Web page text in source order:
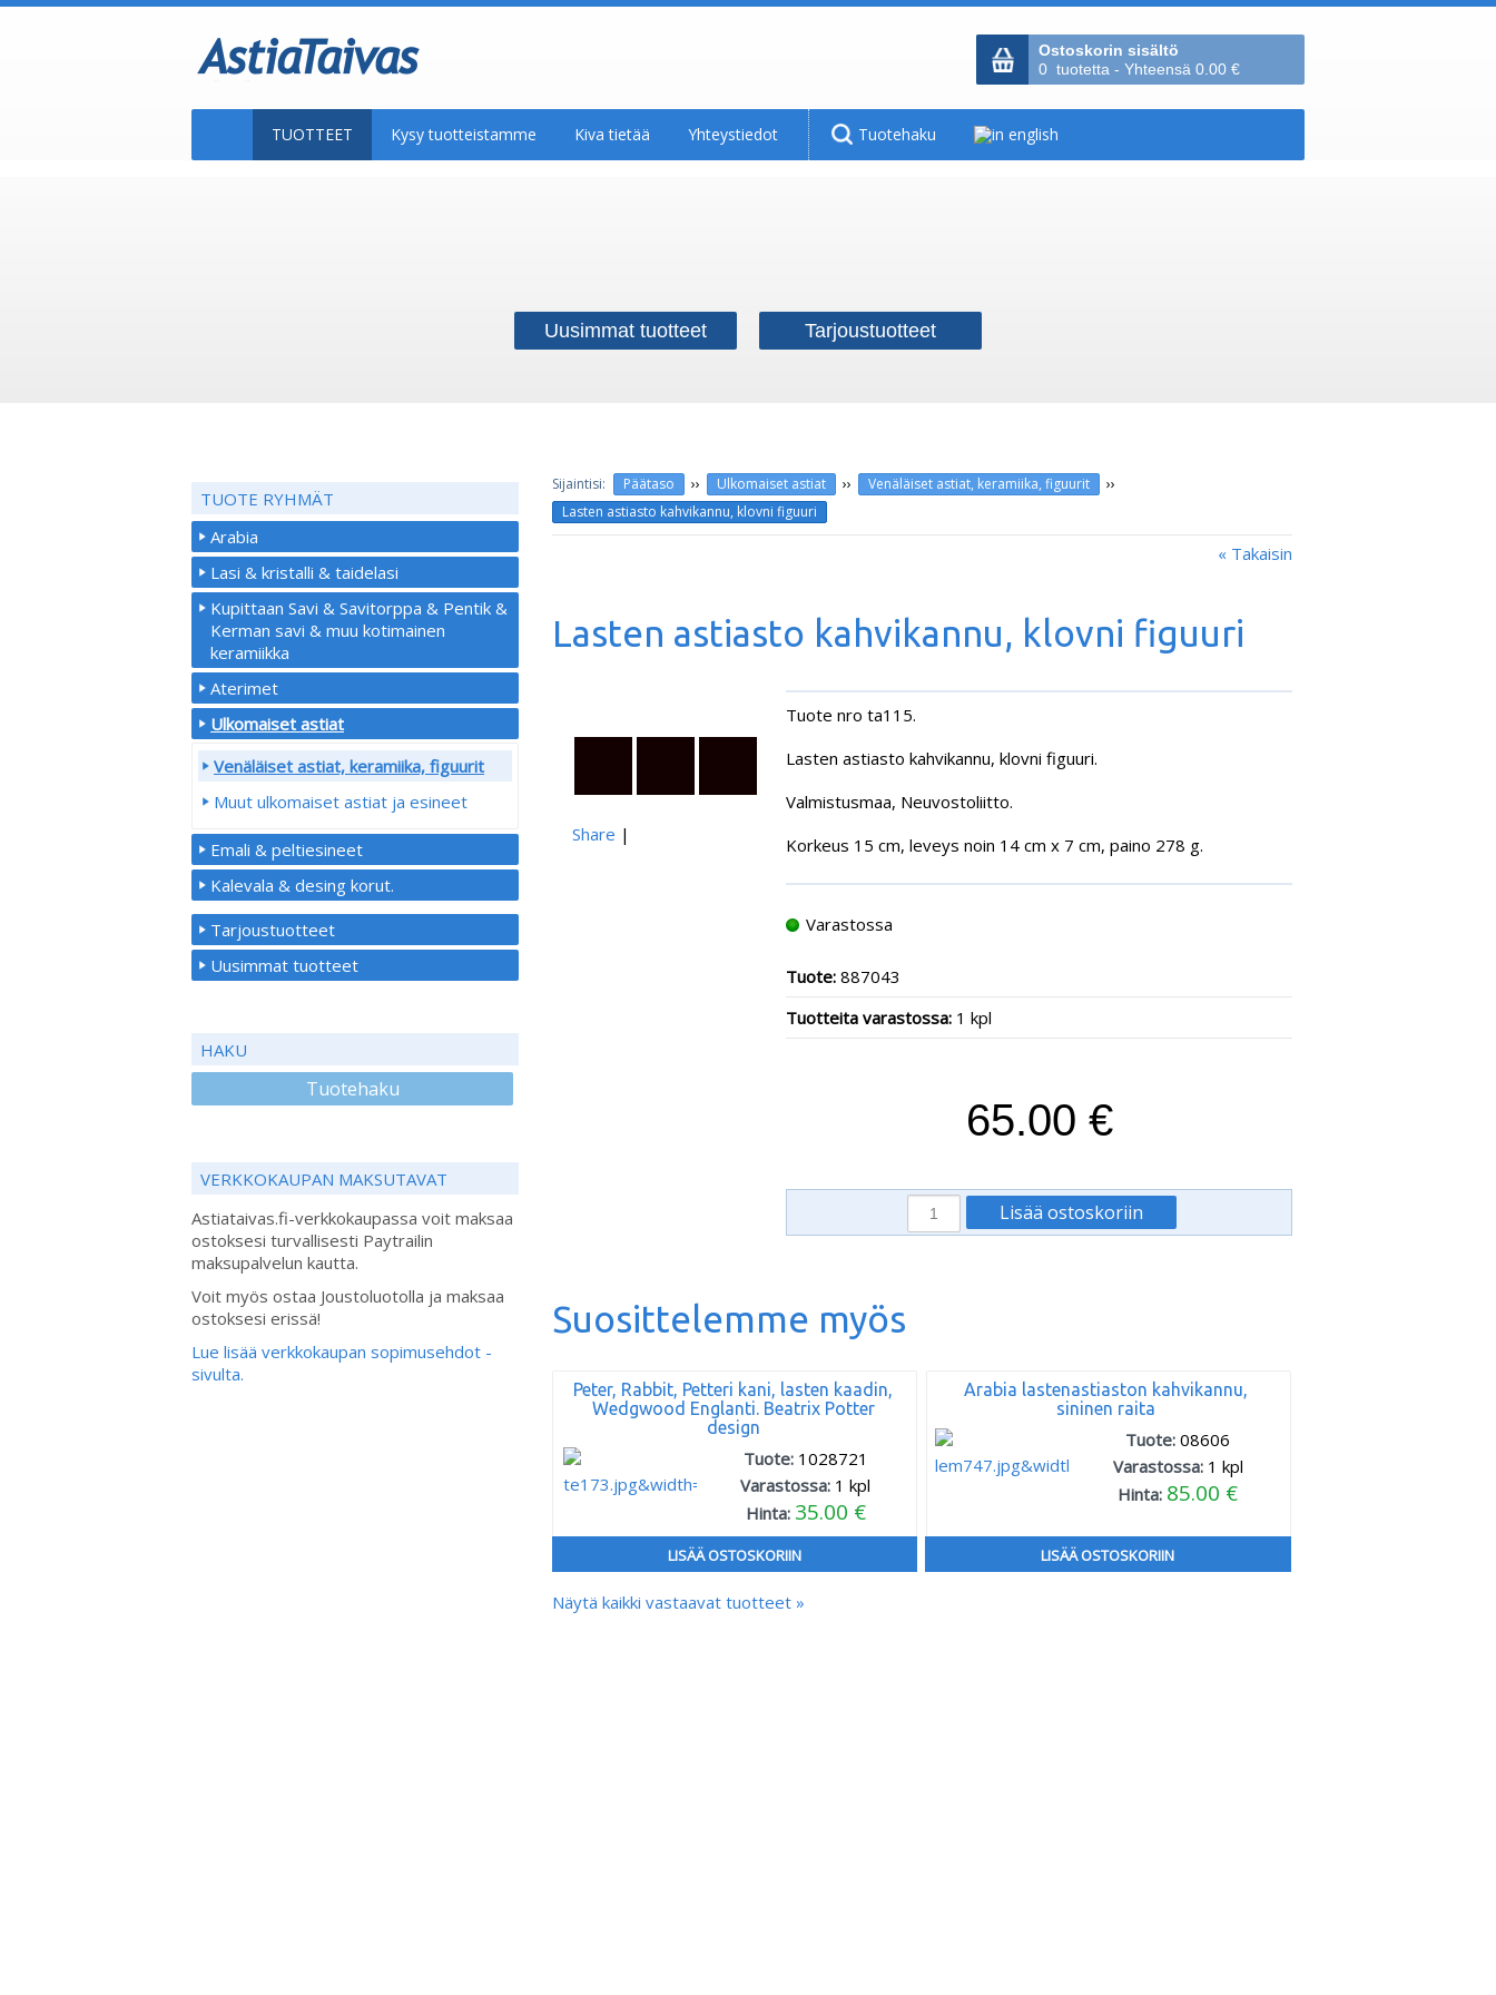
Ostoskorin sisältö
0 tuotetta - Yhteensä 0.00 €
TUOTTEET Kysy tuotteistamme Kiva tietää Yhteystiedot Tuotehaku
Uusimmat tuotteet Tarjoustuotteet
Päätaso ›› Ulkomaiset astiat ›› Venäläiset astiat, keramiika, figuurit ››
Lasten astiasto kahvikannu, klovni figuuri
« Takaisin
Lasten astiasto kahvikannu, klovni figuuri
Share |
Tuote nro ta115.
Lasten astiasto kahvikannu, klovni figuuri.
Valmistusmaa, Neuvostoliitto.
Korkeus 15 cm, leveys noin 14 cm x 7 cm, paino 278 g.
Varastossa
Tuote: 887043
Tuotteita varastossa: 1 kpl
65.00 €
Suosittelemme myös
Peter, Rabbit, Petteri kani, lasten kaadin,
Wedgwood Englanti. Beatrix Potter
design
Tuote: 1028721
Varastossa: 1 kpl
Hinta: 35.00 €
LISÄÄ OSTOSKORIIN
Arabia lastenastiaston kahvikannu,
sininen raita
Tuote:08606
Varastossa: 1 kpl
Hinta: 85.00 €
LISÄÄ OSTOSKORIIN
Näytä kaikki vastaavat tuotteet »
TUOTE RYHMÄT
Arabia
Lasi & kristalli & taidelasi
Kupittaan Savi & Savitorppa & Pentik &
Kerman savi & muu kotimainen
keramiikka
Aterimet
Ulkomaiset astiat
Venäläiset astiat, keramiika, figuurit
Muut ulkomaiset astiat ja esineet
Emali & peltiesineet
Kalevala & desing korut.
Tarjoustuotteet
Uusimmat tuotteet
HAKU
Tuotehaku
VERKKOKAUPAN MAKSUTAVAT
Astiataivas.fi-verkkokaupassa voit maksaa
ostoksesi turvallisesti Paytrailin
maksupalvelun kautta.
Voit myös ostaa Joustoluotolla ja maksaa
ostoksesi erissä!
Lue lisää verkkokaupan sopimusehdot -
sivulta.